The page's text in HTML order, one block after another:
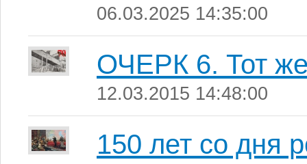
06.03.2025 14:35:00
ОЧЕРК 6. Тот
12.03.2015 14:48:00
150 лет со дня